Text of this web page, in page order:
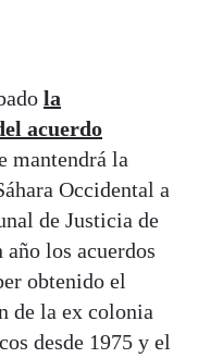
la
acuerdo
mantendrá la
Occidental a
de Justicia de
los acuerdos
obtenido el
de la ex colonia
desde 1975 y el